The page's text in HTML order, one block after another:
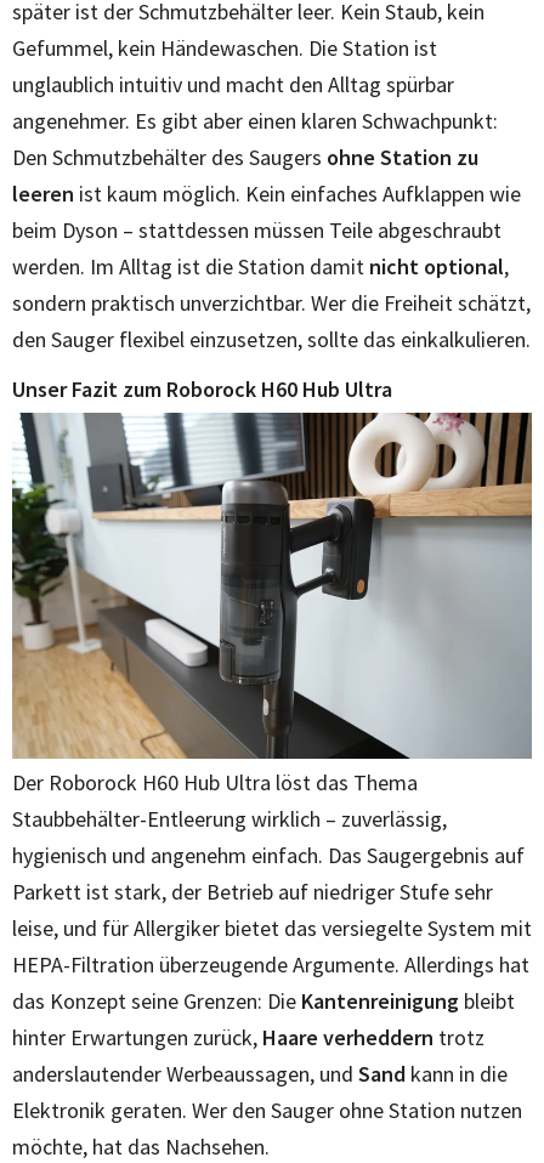
später ist der Schmutzbehälter leer. Kein Staub, kein
Gefummel, kein Händewaschen. Die Station ist
unglaublich intuitiv und macht den Alltag spürbar
angenehmer. Es gibt aber einen klaren Schwachpunkt:
Den Schmutzbehälter des Saugers ohne Station zu
leeren ist kaum möglich. Kein einfaches Aufklappen wie
beim Dyson – stattdessen müssen Teile abgeschraubt
werden. Im Alltag ist die Station damit nicht optional,
sondern praktisch unverzichtbar. Wer die Freiheit schätzt,
den Sauger flexibel einzusetzen, sollte das einkalkulieren.
Unser Fazit zum Roborock H60 Hub Ultra
Der Roborock H60 Hub Ultra löst das Thema
Staubbehälter-Entleerung wirklich – zuverlässig,
hygienisch und angenehm einfach. Das Saugergebnis auf
Parkett ist stark, der Betrieb auf niedriger Stufe sehr
leise, und für Allergiker bietet das versiegelte System mit
HEPA-Filtration überzeugende Argumente. Allerdings hat
das Konzept seine Grenzen: Die Kantenreinigung bleibt
hinter Erwartungen zurück, Haare verheddern trotz
anderslautender Werbeaussagen, und Sand kann in die
Elektronik geraten. Wer den Sauger ohne Station nutzen
möchte, hat das Nachsehen.